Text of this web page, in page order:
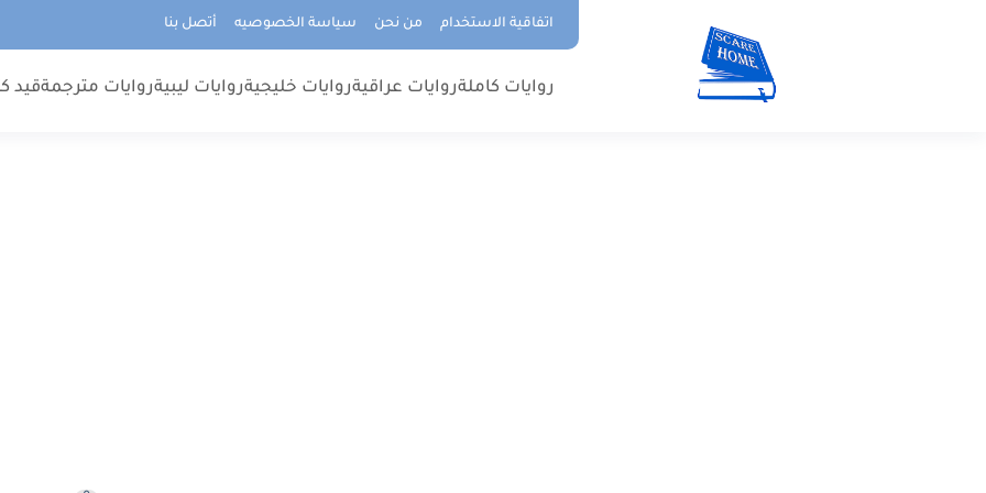
اتفاقية الاستخدام من نحن سياسة الخصوصيه أتصل بنا
روايات كاملةروايات عراقيةروايات خليجيةروايات ليبيةروايات مترجمةقيد